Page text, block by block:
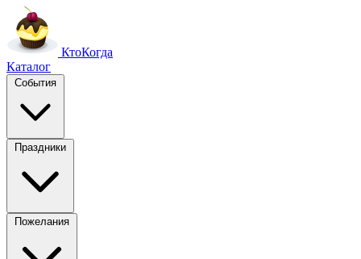
КтоКогда
Каталог
События
Праздники
Пожелания